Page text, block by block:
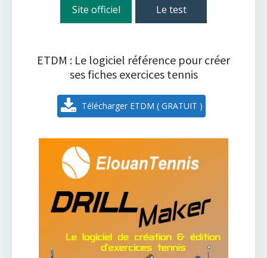
Site officiel Le test
ETDM : Le logiciel référence pour créer
ses fiches exercices tennis
Télécharger ETDM ( GRATUIT )